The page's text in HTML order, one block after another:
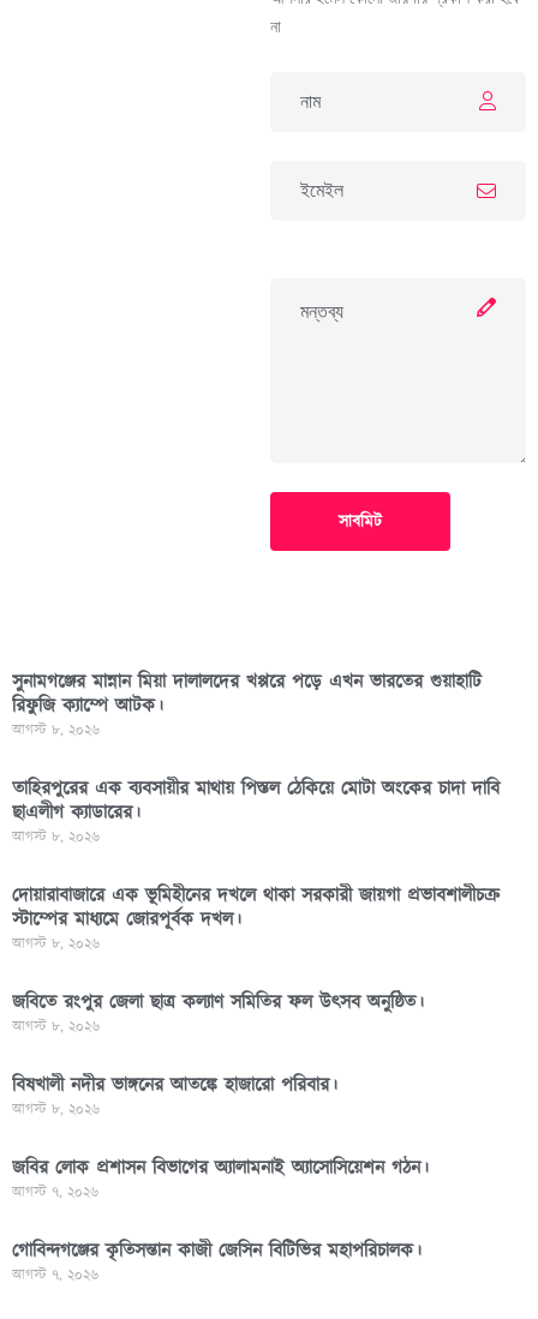
না
সাবমিট
সুনামগঞ্জের মান্নান মিয়া দালালদের খপ্পরে পড়ে এখন ভারতের গুয়াহাটি
রিফুজি ক্যাম্পে আটক।
আগস্ট ৮, ২০২৬
তাহিরপুরের এক ব্যবসায়ীর মাথায় পিস্তল ঠেকিয়ে মোটা অংকের চাদা দাবি
ছাএলীগ ক্যাডারের।
আগস্ট ৮, ২০২৬
দোয়ারাবাজারে এক ভূমিহীনের দখলে থাকা সরকারী জায়গা প্রভাবশালীচক্র
স্টাম্পের মাধ্যমে জোরপূর্বক দখল।
আগস্ট ৮, ২০২৬
জবিতে রংপুর জেলা ছাত্র কল্যাণ সমিতির ফল উৎসব অনুষ্ঠিত।
আগস্ট ৮, ২০২৬
বিষখালী নদীর ভাঙ্গনের আতঙ্কে হাজারো পরিবার।
আগস্ট ৮, ২০২৬
জবির লোক প্রশাসন বিভাগের অ্যালামনাই অ্যাসোসিয়েশন গঠন।
আগস্ট ৭, ২০২৬
গোবিন্দগঞ্জের কৃতিসন্তান কাজী জেসিন বিটিভির মহাপরিচালক।
আগস্ট ৭, ২০২৬